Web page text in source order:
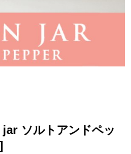
ソルトアンドペッ